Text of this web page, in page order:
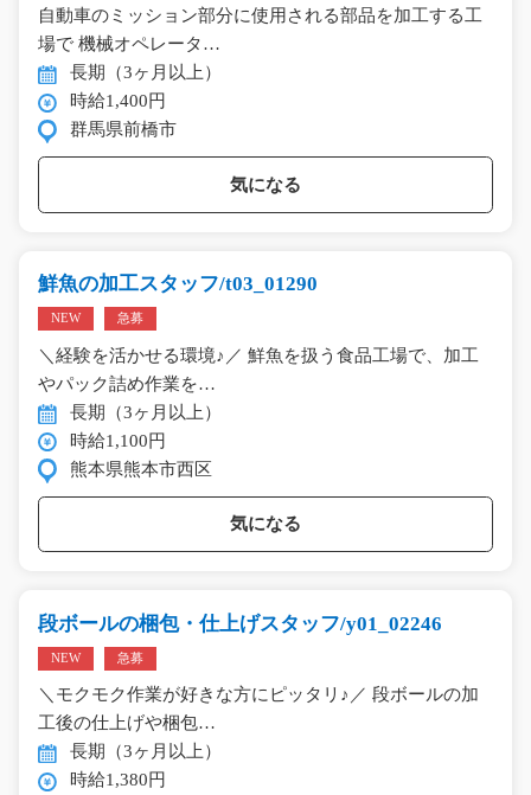
自動車のミッション部分に使用される部品を加工する工
場で 機械オペレータ…
長期（3ヶ月以上）
時給1,400円
群馬県前橋市
気になる
鮮魚の加工スタッフ/t03_01290
NEW 急募
＼経験を活かせる環境♪／ 鮮魚を扱う食品工場で、加工
やパック詰め作業を…
長期（3ヶ月以上）
時給1,100円
熊本県熊本市西区
気になる
段ボールの梱包・仕上げスタッフ/y01_02246
NEW 急募
＼モクモク作業が好きな方にピッタリ♪／ 段ボールの加
工後の仕上げや梱包…
長期（3ヶ月以上）
時給1,380円